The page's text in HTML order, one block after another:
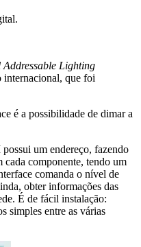
Lighting
internacional, que foi
é a possibilidade de dimar a
um endereço, fazendo
cada componente, tendo um
comanda o nível de
obter informações das
É de fácil instalação:
simples entre as várias